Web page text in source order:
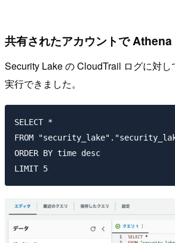
共有されたアカウントで
Security Lake の CloudTrail ログに対し
実行できました。
SELECT *
FROM
ORDER BY time desc